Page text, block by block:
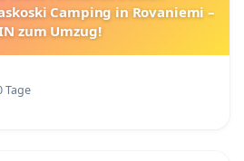
Camping in Rovaniemi –
zum Umzug!
Tage